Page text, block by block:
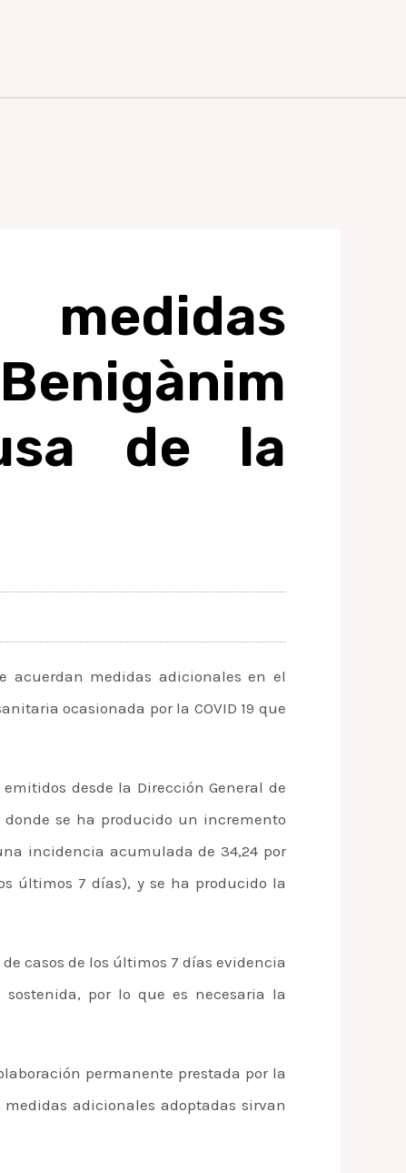
de la
acuerdan medidas adicionales en el
ocasionada por la COVID 19 que
desde la Dirección General de
se ha producido un incremento
incidencia acumulada de 34,24 por
últimos 7 días), y se ha producido la
casos de los últimos 7 días evidencia
por lo que es necesaria la
permanente prestada por la
adicionales adoptadas sirvan